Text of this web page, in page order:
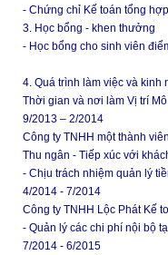
- Chứng chỉ Kế toán tổng
3. Học bổng - khen thưởng
- Học bổng cho sinh viên
4. Quá trình làm việc và kinh
Thời gian và nơi làm Vị trí
9/2013 – 2/2014
Công ty TNHH một thành
Thu ngân - Tiếp xúc với
- Chịu trách nhiệm quản lý
4/2014 - 7/2014
Công ty TNHH Lộc Phát Kế
- Quản lý các chi phí nội bộ
7/2014 - 6/2015